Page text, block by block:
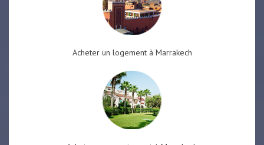
Acheter un logement à Marrakech